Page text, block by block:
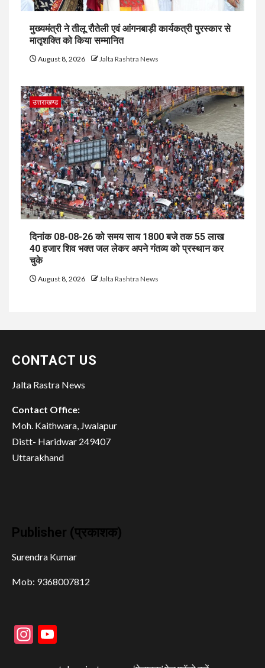
मुख्यमंत्री ने तीलू रौतेली एवं आंगनबाड़ी कार्यकत्री पुरस्कार से
मातृशक्ति को किया सम्मानित
August 8, 2026 Jalta Rashtra News
उत्तराखण्ड
दिनांक 08-08-26 को समय साय 1800 बजे तक 55 लाख
40 हजार शिव भक्त जल लेकर अपने गंतव्य को प्रस्थान कर
चुके
August 8, 2026 Jalta Rashtra News
CONTACT US
Jalta Rastra News
Contact Office:
Moh. Kaithwara, Jwalapur
Distt- Haridwar 249407
Uttarakhand
Publisher (प्रकाशक)
Surendra Kumar
Mob: 9368007812
Instagram